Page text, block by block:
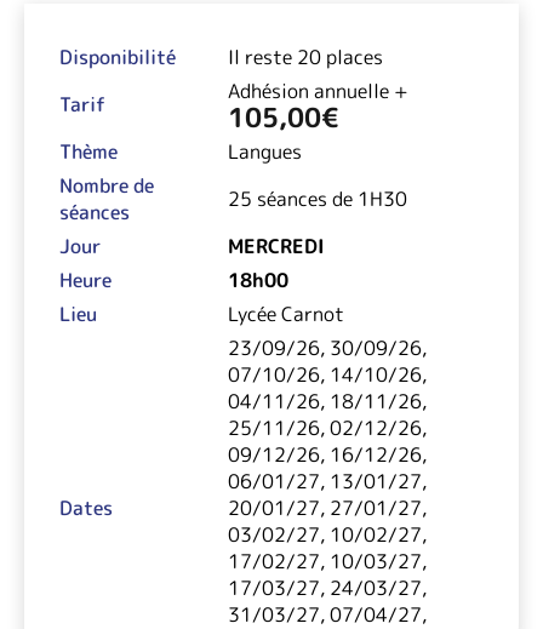
Disponibilité
Il reste 20 places
Tarif
Adhésion annuelle +
105,00€
Thème
Langues
Nombre de
séances
25 séances de 1H30
Jour
MERCREDI
Heure
18h00
Lieu
Lycée Carnot
Dates
23/09/26, 30/09/26,
07/10/26, 14/10/26,
04/11/26, 18/11/26,
25/11/26, 02/12/26,
09/12/26, 16/12/26,
06/01/27, 13/01/27,
20/01/27, 27/01/27,
03/02/27, 10/02/27,
17/02/27, 10/03/27,
17/03/27, 24/03/27,
31/03/27, 07/04/27,